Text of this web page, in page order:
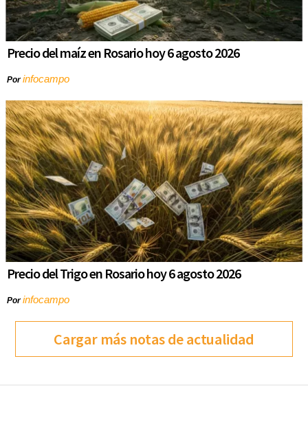
Precio del maíz en Rosario hoy 6 agosto 2026
Porinfocampo
Precio del Trigo en Rosario hoy 6 agosto 2026
Porinfocampo
Cargar más notas de actualidad